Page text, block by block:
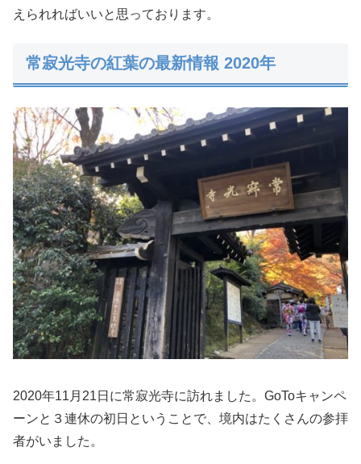
えられればいいと思っております。
常寂光寺の紅葉の最新情報 2020年
2020年11月21日に常寂光寺に訪れました。GoToキャンペ
ーンと３連休の初日ということで、境内はたくさんの参拝
者がいました。